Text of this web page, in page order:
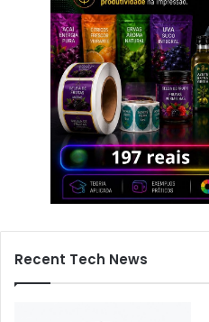
Recent Tech News